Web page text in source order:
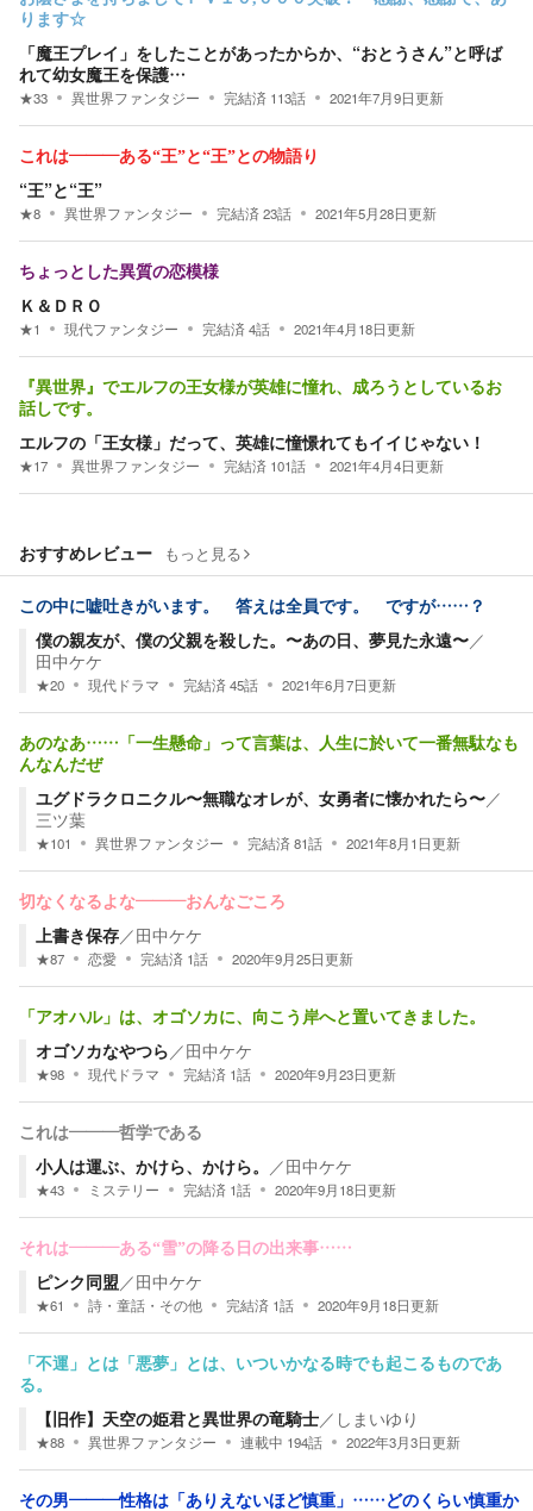
ります☆
「魔王プレイ」をしたことがあったからか、“おとうさん”と呼ば
れて幼女魔王を保護…
★33 異世界ファンタジー 完結済 113話 2021年7月9日更新
これは―――ある“王”と“王”との物語り
“王”と“王”
★8 異世界ファンタジー 完結済23話 2021年5月28日更新
ちょっとした異質の恋模様
Ｋ＆ＤＲＯ
★1 現代ファンタジー 完結済4話 2021年4月18日更新
『異世界』でエルフの王女様が英雄に憧れ、成ろうとしているお
話しです。
エルフの「王女様」だって、英雄に憧憬れてもイイじゃない！
★17 異世界ファンタジー 完結済 101話 2021年4月4日更新
おすすめレビュー もっと見る
この中に嘘吐きがいます。 答えは全員です。 ですが……？
僕の親友が、僕の父親を殺した。〜あの日、夢見た永遠〜／
田中ケケ
★20 現代ドラマ 完結済45話 2021年6月7日更新
あのなあ……「一生懸命」って言葉は、人生に於いて一番無駄なも
んなんだぜ
ユグドラクロニクル〜無職なオレが、女勇者に懐かれたら〜／
三ツ葉
★101 異世界ファンタジー 完結済81話 2021年8月1日更新
切なくなるよな―――おんなごころ
上書き保存／田中ケケ
★87 恋愛 完結済 1話 2020年9月25日更新
「アオハル」は、オゴソカに、向こう岸へと置いてきました。
オゴソカなやつら／田中ケケ
★98 現代ドラマ 完結済 1話 2020年9月23日更新
これは―――哲学である
小人は運ぶ、かけら、かけら。 ／田中ケケ
★43 ミステリー 完結済 1話 2020年9月18日更新
それは―――ある“雪”の降る日の出来事……
ピンク同盟／田中ケケ
★61 詩・童話・その他 完結済 1話 2020年9月18日更新
「不運」とは「悪夢」とは、いついかなる時でも起こるものであ
る。
【旧作】天空の姫君と異世界の竜騎士／ しまいゆり
★88 異世界ファンタジー 連載中 194話 2022年3月3日更新
その男―――性格は「ありえないほど慎重」……どのくらい慎重か